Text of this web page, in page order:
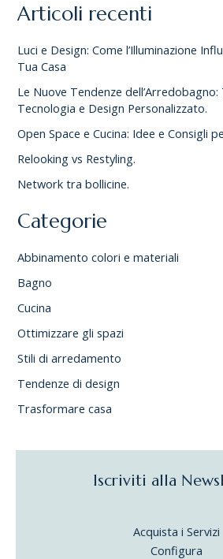
Articoli recenti
Luci e Design: Come l’Illuminazione
Tua Casa
Le Nuove Tendenze
Tecnologia e Design Personalizzato.
Open Space e Cucina: Idee e Consigli
Relooking vs Restyling.
Network tra bollicine.
Categorie
Abbinamento colori e materiali
Bagno
Cucina
Ottimizzare gli spazi
Stili di arredamento
Tendenze di design
Trasformare casa
Iscriviti alla
Acquista i Servizi
Configura